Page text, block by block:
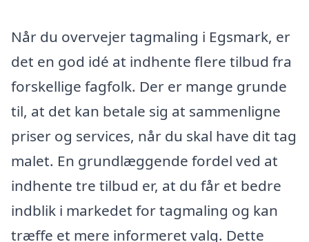
Når du overvejer tagmaling i Egsmark, er
det en god idé at indhente flere tilbud fra
forskellige fagfolk. Der er mange grunde
til, at det kan betale sig at sammenligne
priser og services, når du skal have dit tag
malet. En grundlæggende fordel ved at
indhente tre tilbud er, at du får et bedre
indblik i markedet for tagmaling og kan
træffe et mere informeret valg. Dette